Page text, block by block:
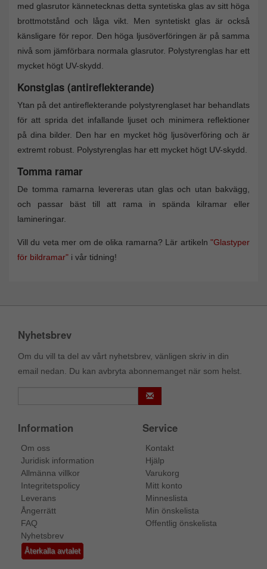
med glasrutor kännetecknas detta syntetiska glas av sitt höga
brottmotstånd och låga vikt. Men syntetiskt glas är också
känsligare för repor. Den höga ljusöverföringen är på samma
nivå som jämförbara normala glasrutor. Polystyrenglas har ett
mycket högt UV-skydd.
Konstglas (antireflekterande)
Ytan på det antireflekterande polystyrenglaset har behandlats
för att sprida det infallande ljuset och minimera reflektioner
på dina bilder. Den har en mycket hög ljusöverföring och är
extremt robust. Polystyrenglas har ett mycket högt UV-skydd.
Tomma ramar
De tomma ramarna levereras utan glas och utan bakvägg,
och passar bäst till att rama in spända kilramar eller
lamineringar.
Vill du veta mer om de olika ramarna? Lär artikeln "Glastyper
för bildramar" i vår tidning!
Nyhetsbrev
Om du vill ta del av vårt nyhetsbrev, vänligen skriv in din
email nedan. Du kan avbryta abonnemanget när som helst.
Information
Om oss
Juridisk information
Allmänna villkor
Integritetspolicy
Leverans
Ångerrätt
FAQ
Nyhetsbrev
Återkalla avtalet
Service
Kontakt
Hjälp
Varukorg
Mitt konto
Minneslista
Min önskelista
Offentlig önskelista